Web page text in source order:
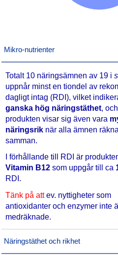
Mikro-nutrienter
Totalt 10 näringsämnen av 19 i
uppnår minst en tiondel av
dagligt intag (RDI), vilket
ganska hög näringstäthet, och
produkten visar sig även vara
näringsrik när alla ämnen
samman.
I förhållande till RDI är
Vitamin B12 som uppgår till ca
RDI.
Tänk på attev. nyttigheter som
antioxidanter och enzymer inte
medräknade.
Näringstäthet och rikhet